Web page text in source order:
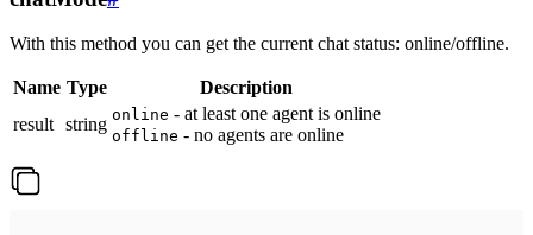
With this method you can get the current chat status: online/offline.
Name Type
Description
result string online - at least one agent is online
offline - no agents are online